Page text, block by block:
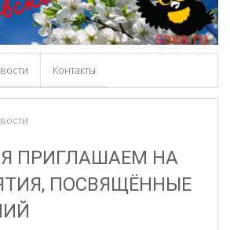
Контакты
ПРИГЛАШАЕМ НА
ПОСВЯЩЁННЫЕ